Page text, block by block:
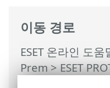
이동 경로
ESET 온라인 도움
Prem>ESET